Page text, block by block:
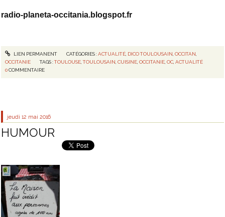
radio-planeta-occitania.blogspot.fr
LIEN PERMANENT CATÉGORIES :ACTUALITÉ, DICO TOULOUSAIN, OCCITAN,
OCCITANIE
TAGS :TOULOUSE,TOULOUSAIN,CUISINE,OCCITANIE,OC,ACTUALITÉ
0COMMENTAIRE
jeudi 12 mai 2016
HUMOUR